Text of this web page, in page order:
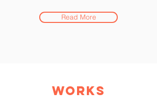
WORKS
Read More